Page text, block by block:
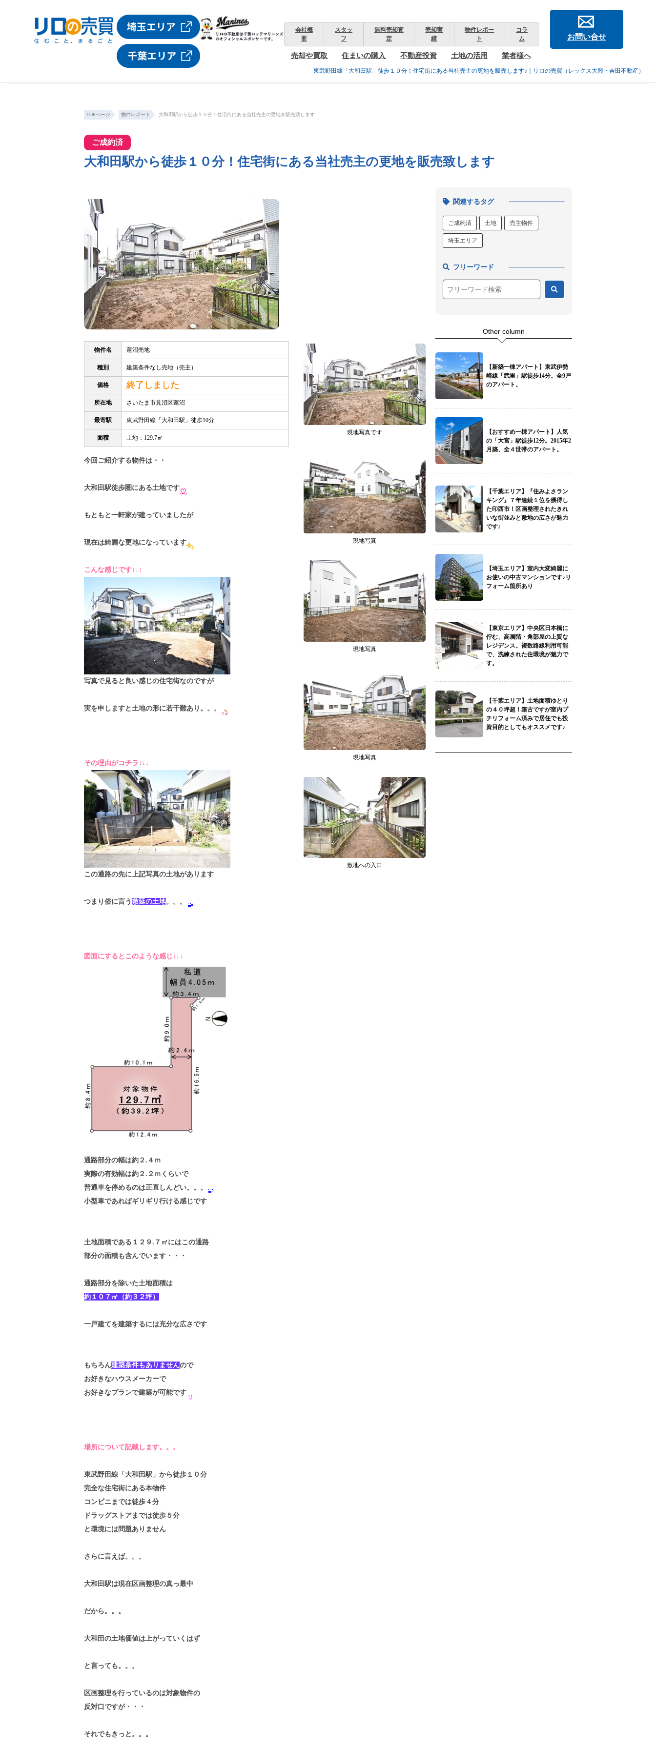
東武野田線「大和田駅」徒歩１０分！住宅街にある当社売主の更地を販売します♪｜リロの売買（レックス大興・吉田不動産）
会社概
要
スタッ
フ
無料売却査
定
売却実
績
物件レポー
ト
コラ
ム
売却や買取 住まいの購入 不動産投資 土地の活用 業者様へ
お問い合せ
TOPページ 物件レポート 大和田駅から徒歩１０分！住宅街にある当社売主の更地を販売致します
ご成約済
大和田駅から徒歩１０分！住宅街にある当社売主の更地を販売致します
物件名 蓮沼売地
種別 建築条件なし売地（売主）
価格 終了しました
所在地 さいたま市見沼区蓮沼
最寄駅 東武野田線「大和田駅」徒歩10分
面積 土地：129.7㎡
今回ご紹介する物件は・・
大和田駅徒歩圏 にある土地です
もともと一軒家が建っていましたが
現在は綺麗な更地になっています
こんな感じです↓↓↓
写真で見ると良い感じの住宅街なのですが
実を申しますと土地の形に若干難あり。。。
その理由がコチラ↓↓↓
この通路の先に上記写真の土地があります
つまり俗に言う 敷延の土地。。。
図面にするとこのような感じ↓↓↓
通路部分の幅は約２.４ｍ
実際の有効幅は約２.２ｍくらいで
普通車を停めるのは正直しんどい。。。
小型車であればギリギリ行ける感じです
土地面積である１２９.７㎡にはこの通路
部分の面積も含んでいます・・・
通路部分を除いた土地面積は
約１０７㎡（約３２坪）
一戸建てを建築するには充分な広さです
もちろん建築条件もありませんので
お好きなハウスメーカーで
お好きなプランで建築が可能です
場所について記載します。。。
東武野田線「大和田駅」から徒歩１０分
完全な住宅街にある本物件
コンビニまでは徒歩４分
ドラッグストアまでは徒歩５分
と環境には問題ありません
さらに言えば。。。
大和田駅は現在区画整理の真っ最中
だから。。。
大和田の土地価値は上がっていくはず
と言っても。。。
区画整理を行っているのは対象物件の
反対口ですが・・・
それでもきっと。。。
現地写真です
現地写真
現地写真
現地写真
敷地への入口
関連するタグ
ご成約済 土地 売主物件
埼玉エリア
フリーワード
Other column
【新築一棟アパート】東武伊勢
崎線「武里」駅徒歩14分。全9戸
のアパート。
【おすすめ一棟アパート】人気
の「大宮」駅徒歩12分。2015年2
月築、全４世帯のアパート。
【千葉エリア】『住みよさラン
キング』７年連続１位を獲得し
た印西市！区画整理されたきれ
いな街並みと敷地の広さが魅力
です♪
【埼玉エリア】室内大変綺麗に
お使いの中古マンションです♪リ
フォーム箇所あり
【東京エリア】中央区日本橋に
佇む、高層階・角部屋の上質な
レジデンス。複数路線利用可能
で、洗練された住環境が魅力で
す。
【千葉エリア】土地面積ゆとり
の４０坪超！築古ですが室内プ
チリフォーム済みで居住でも投
資目的としてもオススメです♪